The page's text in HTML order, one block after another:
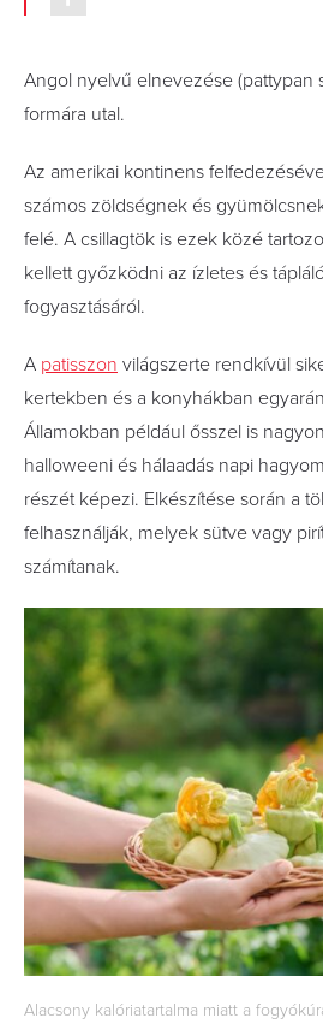
Angol nyelvű elnevezése (pattypan
formára utal.
Az amerikai kontinens
számos zöldségnek és
felé. A csillagtök is ezek közé
kellett győzködni az ízletes és
fogyasztásáról.
A patisszon világszerte rendkívül
kertekben és a konyhákban
Államokban például ősszel is
halloweeni és hálaadás napi
részét képezi. Elkészítése során a
felhasználják, melyek sütve vagy
számítanak.
Alacsony kalóriatartalma miatt a